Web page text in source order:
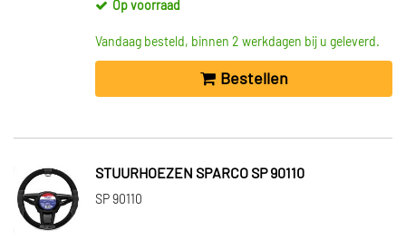
Op voorraad
Vandaag besteld, binnen 2 werkdagen bij u geleverd.
Bestellen
STUURHOEZEN SPARCO SP 90110
SP 90110